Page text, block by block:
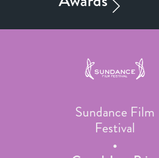
Sundance Film
Festival